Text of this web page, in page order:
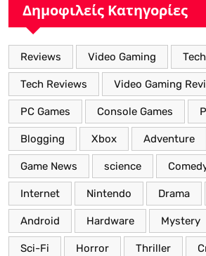
Δημοφιλείς Κατηγορίες
Reviews Video Gaming Tech
Tech Reviews Video Gaming
PC Games Console Games
Blogging Xbox Adventure
Game News science
Internet Nintendo Drama
Android Hardware Mystery
Sci-Fi Horror Thriller